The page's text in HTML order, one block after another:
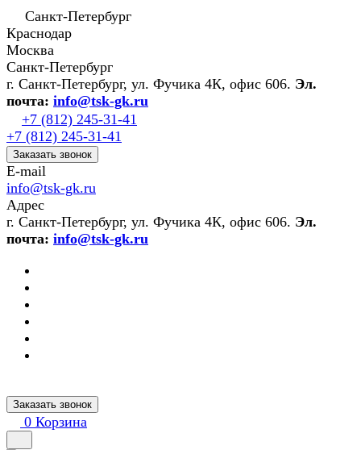
Санкт-Петербург
Краснодар
Москва
Санкт-Петербург
г. Санкт-Петербург, ул. Фучика 4К, офис 606. Эл.
почта: info@tsk-gk.ru
+7 (812) 245-31-41
+7 (812) 245-31-41
Заказать звонок
E-mail
info@tsk-gk.ru
Адрес
г. Санкт-Петербург, ул. Фучика 4К, офис 606. Эл.
почта: info@tsk-gk.ru
Заказать звонок
0 Корзина